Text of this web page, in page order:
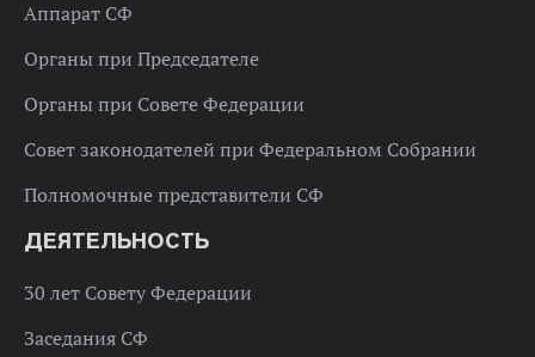
Аппарат СФ
Органы при Председателе
Органы при Совете Федерации
Совет законодателей при Федеральном Собрании
Полномочные представители СФ
ДЕЯТЕЛЬНОСТЬ
30 лет Совету Федерации
Заседания СФ